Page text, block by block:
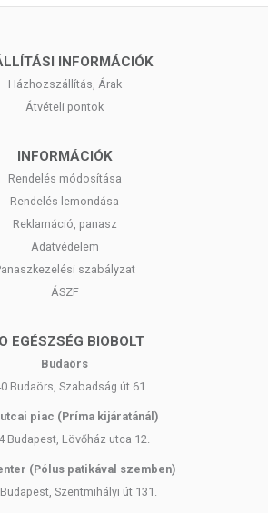
INFORMÁCIÓK
Házhozszállítás, Árak
Átvételi pontok
INFORMÁCIÓK
Rendelés módosítása
Rendelés lemondása
Reklamáció, panasz
Adatvédelem
szabályzat
ÁSZF
EGÉSZSÉG BIOBOLT
Budaörs
Budaörs, Szabadság út 61.
utcai piac (Príma kijáratánál)
Budapest, Lövőház utca 12.
(Pólus patikával szemben)
Szentmihályi út 131.